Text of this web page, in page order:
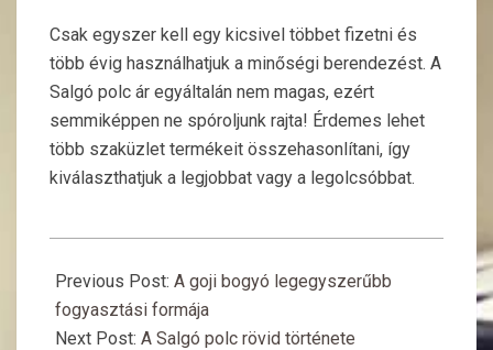
Csak egyszer kell egy kicsivel többet fizetni és
több évig használhatjuk a minőségi berendezést. A
Salgó polc ár egyáltalán nem magas, ezért
semmiképpen ne spóroljunk rajta! Érdemes lehet
több szaküzlet termékeit összehasonlítani, így
kiválaszthatjuk a legjobbat vagy a legolcsóbbat.
05-
10
Previous Post: A goji bogyó legegyszerűbb
fogyasztási formája
Next Post: A Salgó polc rövid története